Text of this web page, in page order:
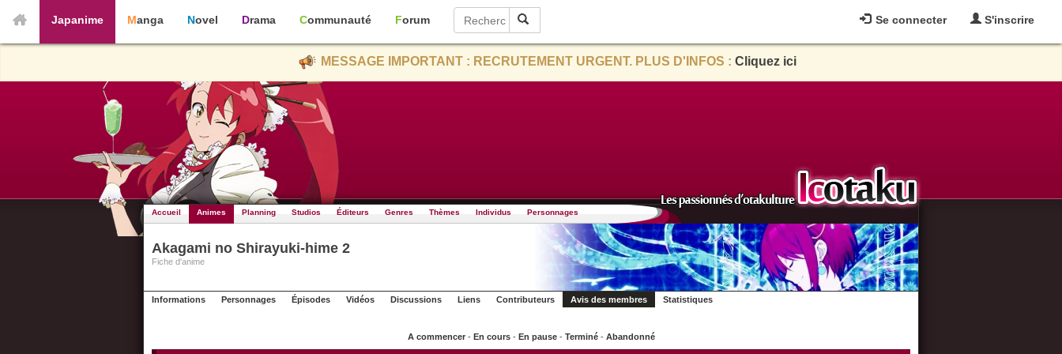
Se connecter S'inscrire
Japanime Manga Novel Drama Communauté Forum
MESSAGE IMPORTANT : RECRUTEMENT URGENT. PLUS D'INFOS : Cliquez ici
Accueil Animes Planning Studios Éditeurs Genres Thèmes Individus Personnages
Akagami no Shirayuki-hime 2
Fiche d'anime
Informations Personnages Épisodes Vidéos Discussions Liens Contributeurs Avis des membres Statistiques
A commencer- En cours- En pause- Terminé- Abandonné